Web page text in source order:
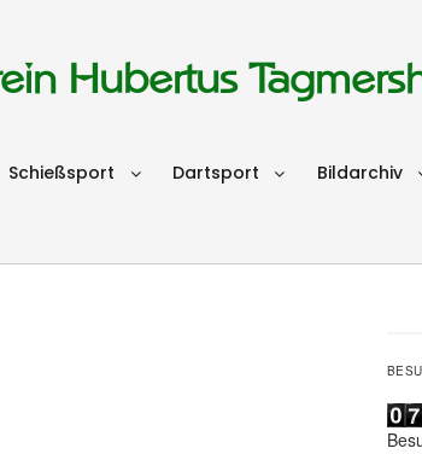
Hubertus
Schießsport Dartsport Bildarchiv